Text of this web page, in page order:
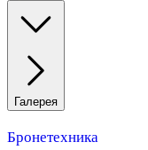
Галерея
Бронетехника